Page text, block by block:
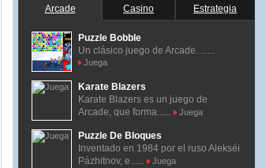
Arcade Casino Estrategia
Puzzle Bobble
Un clásico juego de Arcade. ......
Juega
Karate Blazers
Karate Blazers es un juego de
Arcade, que forma......
Juega
Puzzle De Bloques
Inventado en 1984 por el ruso Alekséi
Pázhitnov, e......
Juega